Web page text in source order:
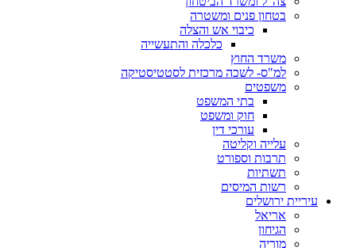
בטחון פנים ומשטרה
כיבוי אש והצלה
כלכלה והתעשייה
משרד החוץ
למ"ס- לשכה מרכזית לסטטיסטיקה
משפטים
בתי המשפט
חוק ומשפט
עורכי דין
עלייה וקליטה
תרבות וספורט
תשתיות
רשות המיסים
עיריית ירושלים
אריאל
הגיחון
מוריה